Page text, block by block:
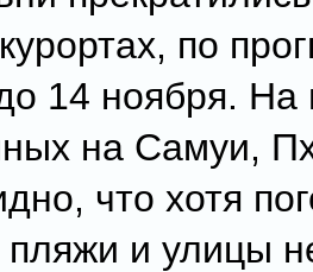
по
14 ноября. На
на Самуи,
что хотя
пляжи и улицы